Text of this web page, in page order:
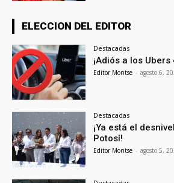
ELECCION DEL EDITOR
Destacadas
¡Adiós a los Ubers
Editor Montse - agosto 6,
Destacadas
¡Ya está el
Potosí!
Editor Montse - agosto 5,